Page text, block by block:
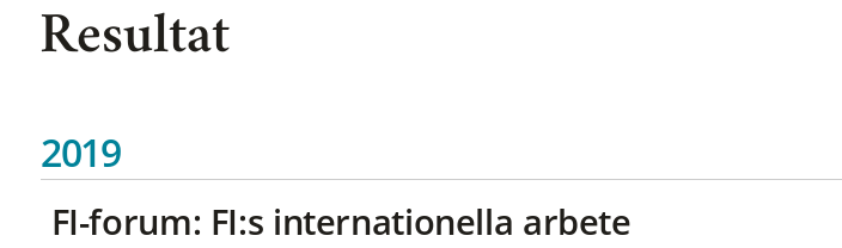
Resultat
2019
FI-forum: FI:s internationella arbete